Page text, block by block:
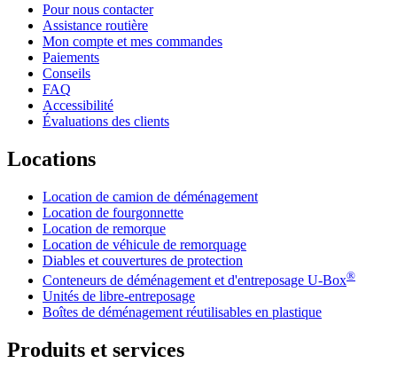
Pour nous contacter
Assistance routière
Mon compte et mes commandes
Paiements
Conseils
FAQ
Accessibilité
Évaluations des clients
Locations
Location de camion de déménagement
Location de fourgonnette
Location de remorque
Location de véhicule de remorquage
Diables et couvertures de protection
Conteneurs de déménagement et d'entreposage U-Box®
Unités de libre-entreposage
Boîtes de déménagement réutilisables en plastique
Produits et services